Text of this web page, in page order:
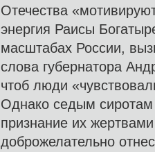
Отечества
энергия Раисы
масштабах России,
слова губернатора
чтоб люди
Однако седым сиротам
признание их
доброжелательно